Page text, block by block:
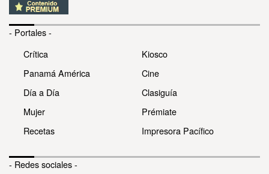
- Portales -
Crítica
Panamá América
Día a Día
Mujer
Recetas
Kiosco
Cine
Clasiguía
Prémiate
Impresora Pacífico
- Redes sociales -